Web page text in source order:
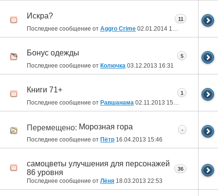
Искра?
Последнее сообщение от Aggro Crime 02.01.2014 17:58
11
Бонус одежды
Последнее сообщение от Колючка 03.12.2013 16:31
5
Книги 71+
Последнее сообщение от Равшанама 02.11.2013 15:17
1
Перемещено: Морозная гора
Последнее сообщение от Пётр 16.04.2013 15:46
-
самоцветы улучшения для персонажей
86 уровня
Последнее сообщение от Лёня 18.03.2013 22:53
36